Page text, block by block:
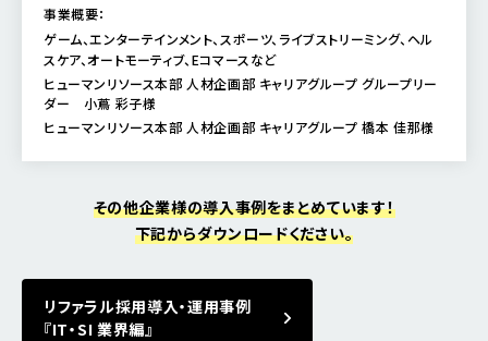
事業概要：
ゲーム、エンターテインメント、スポーツ、ライブストリーミング、ヘル
スケア、オートモーティブ、Eコマースなど
ヒューマンリソース本部 人材企画部 キャリアグループ グループリー
ダー 小蔦 彩子様
ヒューマンリソース本部 人材企画部 キャリアグループ 橋本 佳那様
その他企業様の導入事例をまとめています！
下記からダウンロードください。
リファラル採用導入・運用事例
『IT・SI 業界編』